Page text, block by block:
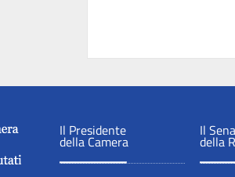
Il Presidente
della Camera
Il
della